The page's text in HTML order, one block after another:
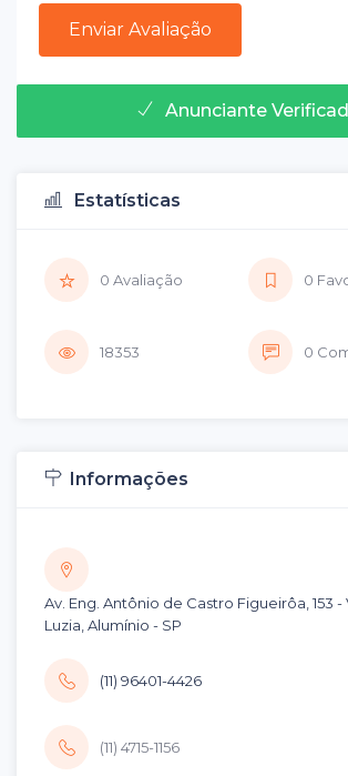
Anunciante
Estatísticas
0 Avaliação 0
18353 0
Informações
Av. Eng. Antônio de Castro Figueirôa, 153 -
Luzia, Alumínio - SP
(11) 96401-4426
(11) 4715-1156